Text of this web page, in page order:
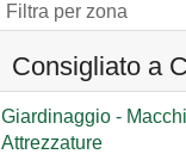
Consigliato a
Giardinaggio -
Attrezzature